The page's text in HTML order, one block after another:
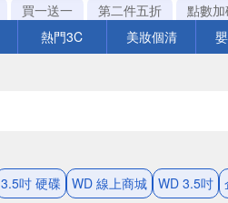
買一送一 第二件五折 點數
熱門3C 美妝個清
3.5吋 硬碟 WD 線上商城 WD 3.5吋